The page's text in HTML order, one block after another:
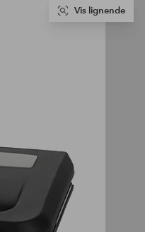
Vis lignende